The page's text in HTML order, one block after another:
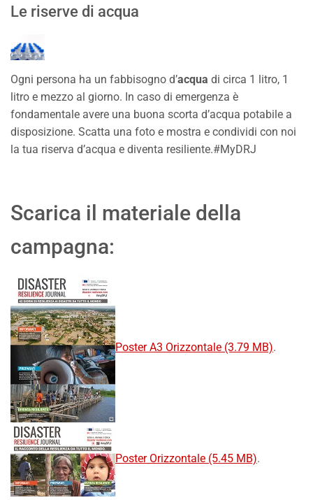
Le riserve di acqua
Ogni persona ha un fabbisogno d’acqua di circa 1 litro, 1
litro e mezzo al giorno. In caso di emergenza è
fondamentale avere una buona scorta d’acqua potabile a
disposizione. Scatta una foto e mostra e condividi con noi
la tua riserva d’acqua e diventa resiliente.#MyDRJ
Scarica il materiale della
campagna:
Poster A3 Orizzontale (3.79 MB).
Poster Orizzontale (5.45 MB).